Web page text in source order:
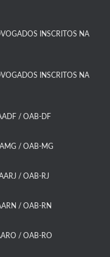
INSCRITOS NA
INSCRITOS NA
/ OAB-DF​
/ OAB-MG​
/ OAB-RJ​
/ OAB-RN
/ OAB-RO​